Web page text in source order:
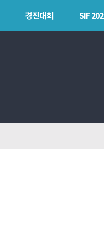
경진대회 SIF